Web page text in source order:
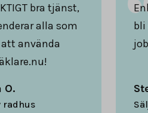
bra tjänst,
alla som
använda
O.
radhus
bli